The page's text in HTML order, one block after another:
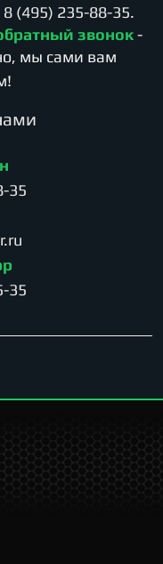
8 (495) 235-88-35.
звонок -
мы сами вам
35
35